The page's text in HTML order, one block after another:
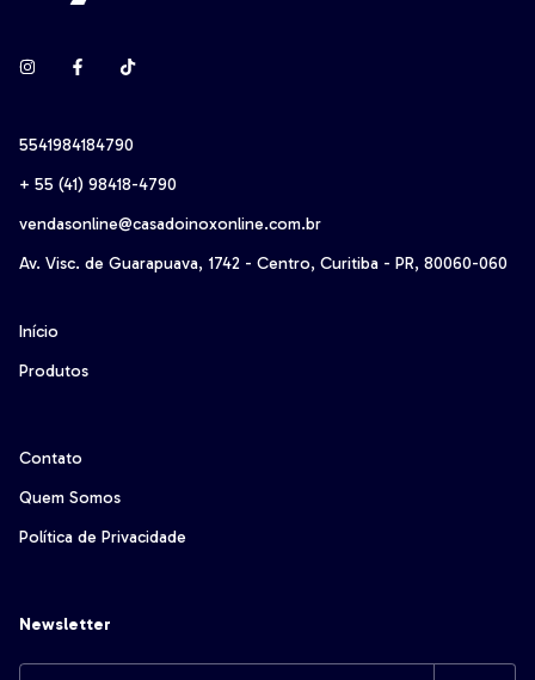
5541984184790
+ 55 (41) 98418-4790‬
vendasonline@casadoinoxonline.com.br
Av. Visc. de Guarapuava, 1742 - Centro, Curitiba - PR, 80060-060
Início
Produtos
Contato
Quem Somos
Política de Privacidade
Newsletter